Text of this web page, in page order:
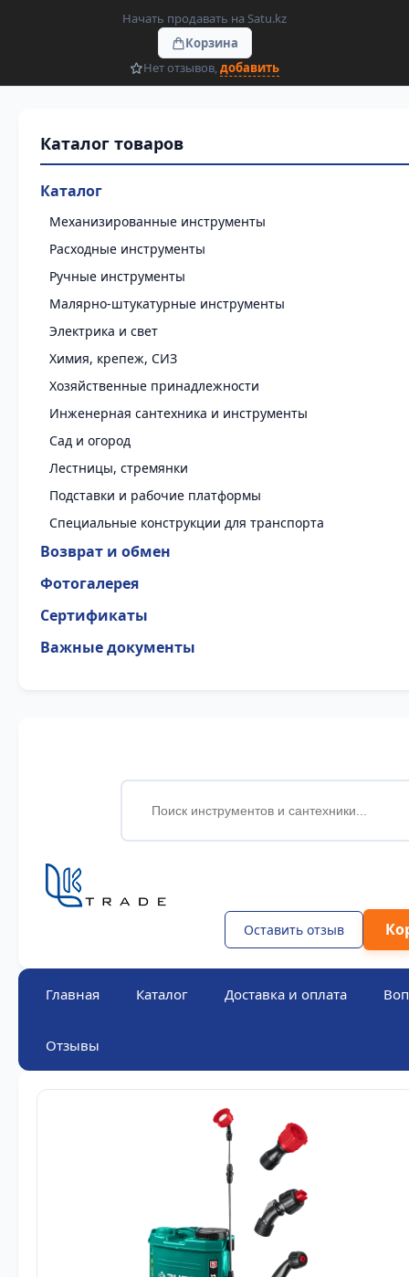
Начать продавать на Satu.kz
Корзина
Нет отзывов,добавить
Каталог
Механизированные инструменты
Расходные инструменты
Ручные инструменты
Малярно-штукатурные инструменты
Электрика и свет
Химия, крепеж, СИЗ
Хозяйственные принадлежности
Инженерная сантехника и инструменты
Сад и огород
Лестницы, стремянки
Подставки и рабочие платформы
Специальные конструкции для транспорта
Возврат и обмен
Фотогалерея
Сертификаты
Важные документы
Оставить отзыв
Главная Каталог Доставка и оплата
Отзывы